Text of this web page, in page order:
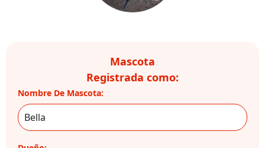
Mascota
Registrada como:
Nombre De Mascota: